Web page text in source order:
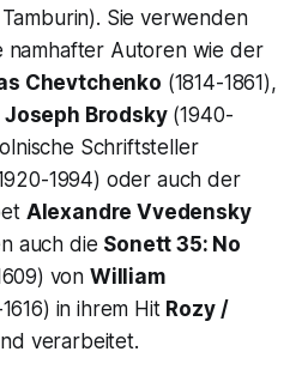
Sie verwenden
namhafter Autoren wie der
Chevtchenko (1814-1861),
Joseph Brodsky(1940-
Schriftsteller
1994) oder auch der
Alexandre Vvedensky
auch die Sonett 35: No
von William
in ihrem Hit Rozy /
verarbeitet.